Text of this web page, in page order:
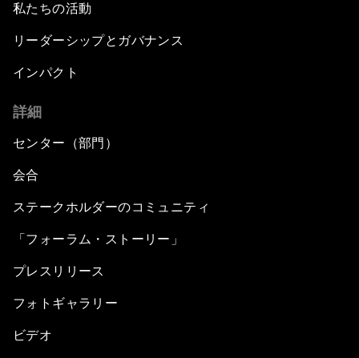
私たちの活動
リーダーシップとガバナンス
インパクト
詳細
センター（部門）
会合
ステークホルダーのコミュニティ
「フォーラム・ストーリー」
プレスリリース
フォトギャラリー
ビデオ